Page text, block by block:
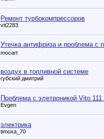
Ремонт турбокомпрессоров
vit2283
Утечка антифриза и проблема с
mocart
воздух в топливной системе
губский дмитрий
Проблема с элетроникой Vito 111
Evgen
электрика
timoxa_70